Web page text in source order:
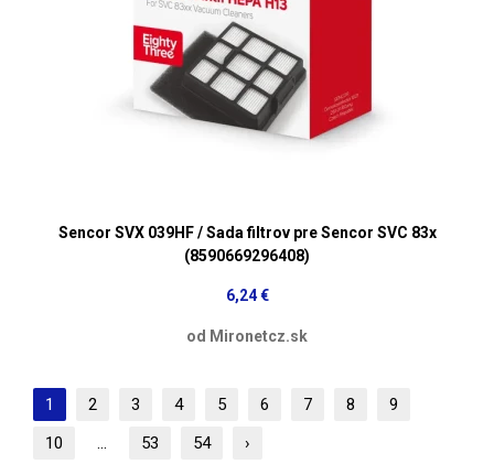
Sencor SVX 039HF / Sada filtrov pre Sencor SVC 83x
(8590669296408)
6,24 €
od Mironetcz.sk
1 2 3 4 5 6 7 8
9
10
... 53 54 ›